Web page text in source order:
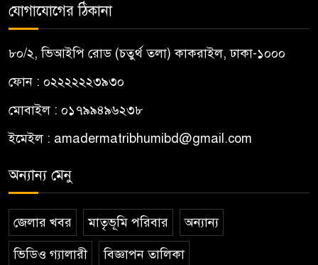
যোগাযোগের ঠিকানা
৮০/২, ভিআইপি রোড (চতুর্থ তলা) কাকরাইল, ঢাকা-১০০০
ফোন : ০২২২২২২৩৯৩০
মোবাইল : ০১৭৯৯৪৯৬২৩৮
ইমেইল : amadermatribhumibd@gmail.com
অন্যান্য মেনু
জেলার খবর মাতৃভূমি পরিবার অন্যান্য
ভিডিও গ্যালারী বিজ্ঞাপন তালিকা